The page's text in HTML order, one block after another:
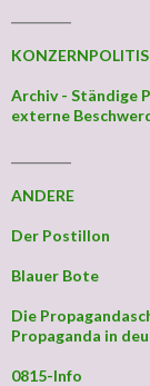
Archiv - Ständige
externe
ANDERE
Der Postillon
Blauer Bote
Die
Propaganda in
0815-Info